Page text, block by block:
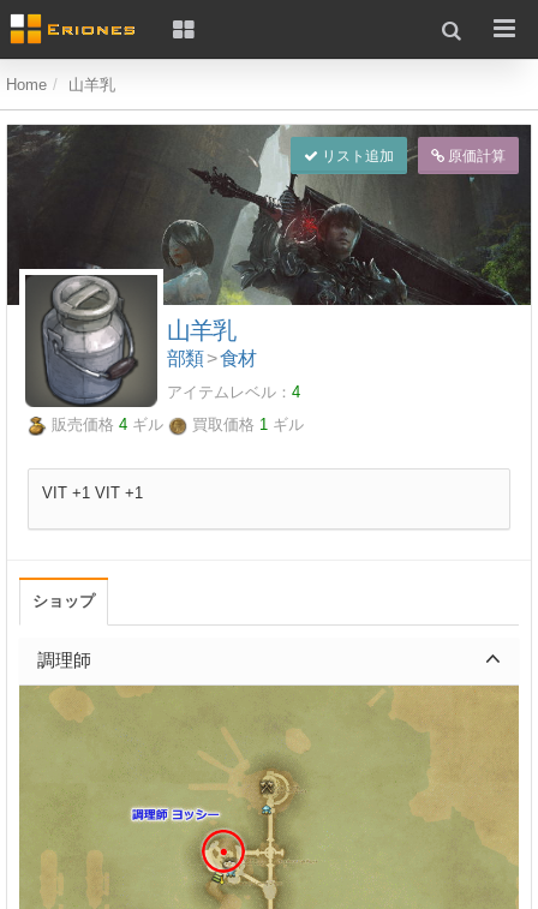
Home 山羊乳
リスト追加 原価計算
山羊乳
部類>食材
アイテムレベル： 4
販売価格 4 ギル 買取価格 1 ギル
VIT +1 VIT +1
ショップ
調理師